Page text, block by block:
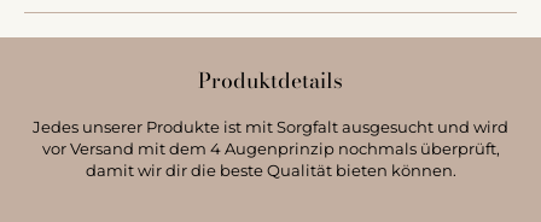
Produktdetails
Jedes unserer Produkte ist mit Sorgfalt ausgesucht und wird
vor Versand mit dem 4 Augenprinzip nochmals überprüft,
damit wir dir die beste Qualität bieten können.